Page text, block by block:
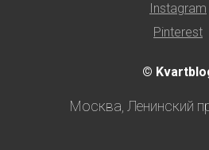
Instagram
Pinterest
©
Москва, Ленинский